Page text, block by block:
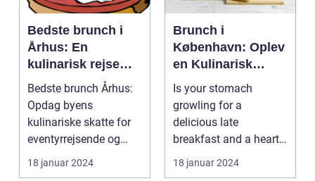
Bedste brunch i
Århus: En
kulinarisk rejse
gennem byens
smagfulde
morgenmåltider
eventyrrejsende
og backpackere
Bedste brunch Århus:
Opdag byens
kulinariske skatte for
eventyrrejsende og
backpackere
Indledning: ...
18 januar 2024
Brunch i
København: Oplev
en Kulinarisk
Eventyrrejse
Is your stomach
growling for a
delicious late
breakfast and a hearty
lunch combined? Look
no further...
18 januar 2024